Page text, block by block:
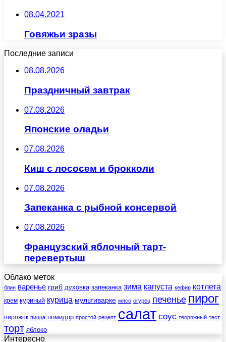
08.04.2021
Говяжьи зразы
Последние записи
08.08.2026
Праздничный завтрак
07.08.2026
Японские оладьи
07.08.2026
Киш с лососем и брокколи
07.08.2026
Запеканка с рыбной консервой
07.08.2026
Французский яблочный тарт-
перевертыш
Облако меток
блин варенье гриб духовка запеканка зима капуста кефир котлета
крем куриный курица мультиварке мясо огурец печенье пирог
пирожок пицца помидор простой рецепт салат соус творожный тест
торт яблоко
Интересно